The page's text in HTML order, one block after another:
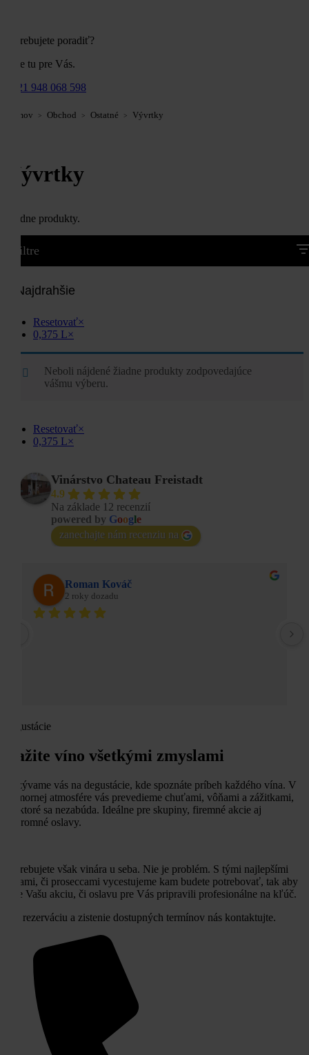
Potrebujete poradiť?
Sme tu pre Vás.
+421 948 068 598
Domov > Obchod > Ostatné > Vývrtky
Vývrtky
Žiadne produkty.
Filtre
Najdrahšie
Resetovať×
0,375 L×
Neboli nájdené žiadne produkty zodpovedajúce
vášmu výberu.
Resetovať×
0,375 L×
Vinárstvo Chateau Freistadt
4.9
Na základe 12 recenzií
powered by Google
zanechajte nám recenziu na
Roman Kováč
2 roky dozadu
degustácie
Zažite víno všetkými zmyslami
Pozývame vás na degustácie, kde spoznáte príbeh každého vína. V
komornej atmosfére vás prevedieme chuťami, vôňami a zážitkami,
na ktoré sa nezabúda. Ideálne pre skupiny, firemné akcie aj
súkromné oslavy.
Potrebujete však vinára u seba. Nie je problém. S tými najlepšími
vínami, či proseccami vycestujeme kam budete potrebovať, tak aby
sme Vašu akciu, či oslavu pre Vás pripravili profesionálne na kľúč.
Pre rezerváciu a zistenie dostupných termínov nás kontaktujte.